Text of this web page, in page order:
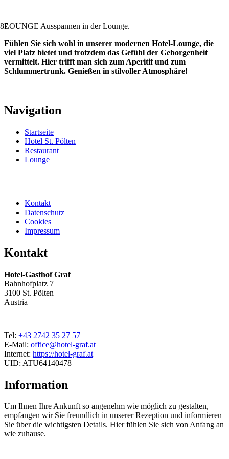
LOUNGE Ausspannen in der Lounge.
Fühlen Sie sich wohl in unserer modernen Hotel-Lounge, die
viel Platz bietet und trotzdem das Gefühl der Geborgenheit
vermittelt. Hier trifft man sich zum Aperitif und zum
Schlummertrunk. Genießen in stilvoller Atmosphäre!
Navigation
Startseite
Hotel St. Pölten
Restaurant
Lounge
Kontakt
Datenschutz
Cookies
Impressum
Kontakt
Hotel-Gasthof Graf
Bahnhofplatz 7
3100 St. Pölten
Austria
Tel: +43 2742 35 27 57
E-Mail: office@hotel-graf.at
Internet: https://hotel-graf.at
UID: ATU64140478
Information
Um Ihnen Ihre Ankunft so angenehm wie möglich zu gestalten,
empfangen wir Sie freundlich in unserer Rezeption und informieren
Sie über die wichtigsten Details. Hier fühlen Sie sich von Anfang an
wie zuhause.